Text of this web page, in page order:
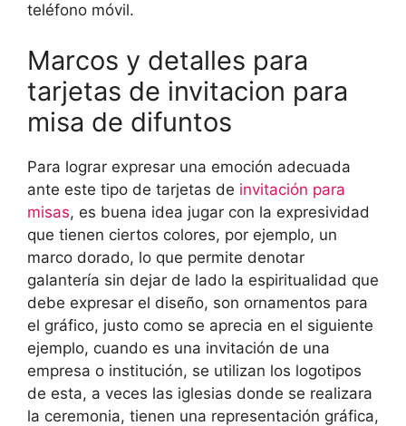
teléfono móvil.
Marcos y detalles para
tarjetas de invitacion para
misa de difuntos
Para lograr expresar una emoción adecuada
ante este tipo de tarjetas de invitación para
misas, es buena idea jugar con la expresividad
que tienen ciertos colores, por ejemplo, un
marco dorado, lo que permite denotar
galantería sin dejar de lado la espiritualidad que
debe expresar el diseño, son ornamentos para
el gráfico, justo como se aprecia en el siguiente
ejemplo, cuando es una invitación de una
empresa o institución, se utilizan los logotipos
de esta, a veces las iglesias donde se realizara
la ceremonia, tienen una representación gráfica,